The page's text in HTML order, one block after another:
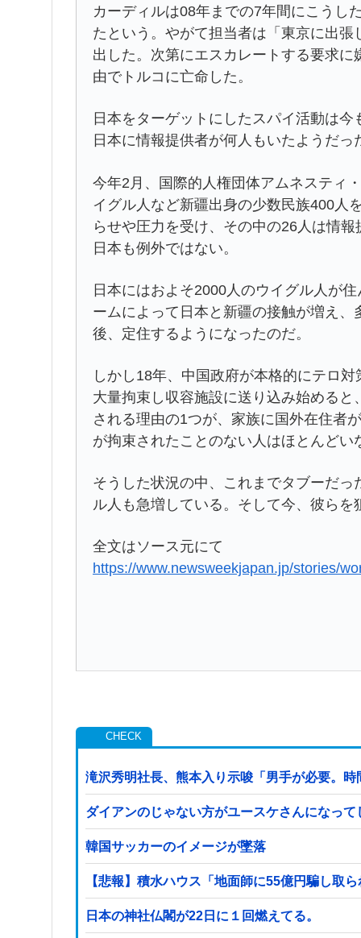
カーディルは08年までの7年間にこうし
たという。やがて担当者は「東京に出
出した。次第にエスカレートする要求
由でトルコに亡命した。
日本をターゲットにしたスパイ活動は
日本に情報提供者が何人もいたようだっ
今年2月、国際的人権団体アムネスティ
イグル人など新疆出身の少数民族400人
らせや圧力を受け、その中の26人は情
日本も例外ではない。
日本にはおよそ2000人のウイグル人が
ームによって日本と新疆の接触が増え
後、定住するようになったのだ。
しかし18年、中国政府が本格的にテロ
大量拘束し収容施設に送り込み始める
される理由の1つが、家族に国外在住者
が拘束されたことのない人はほとんどい
そうした状況の中、これまでタブーだ
ル人も急増している。そして今、彼ら
全文はソース元にて
https://www.newsweekjapan.jp/stories/
滝沢秀明社長、熊本入り示唆「男手が必要。
ダイアンのじゃない方がユースケさんになっ
韓国サッカーのイメージが墜落
【悲報】積水ハウス「地面師に55億円騙し
日本の神社仏閣が22日に１回燃えてる。